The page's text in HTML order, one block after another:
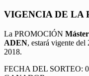
VIGENCIA DE LA
La PROMOCIÓN
ADEN, estará vigente
2018.
FECHA DEL SORTEO: